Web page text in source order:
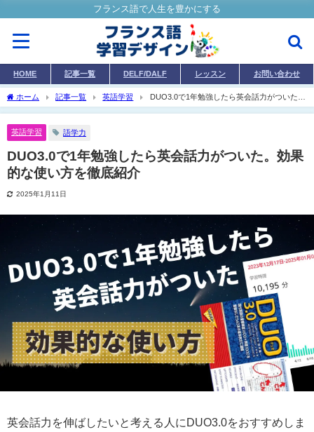
フランス語で人生を豊かにする
HOME 記事一覧 DELF/DALF レッスン お問い合わせ
ホーム 記事一覧 英語学習
DUO3.0で1年勉強したら英会話力がついた。
効果的な使い方を徹底紹介
英語学習 語学力
DUO3.0で1年勉強したら英会話力がついた。効果
的な使い方を徹底紹介
2025年1月11日
英会話力を伸ばしたいと考える人にDUO3.0をおすすめしま